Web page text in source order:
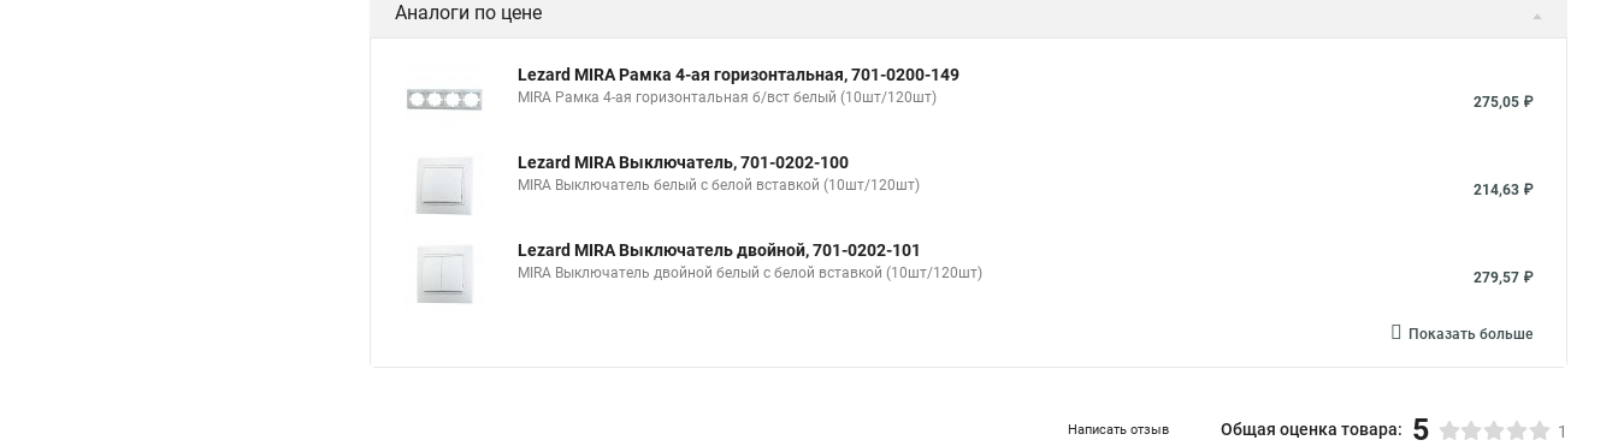
Аналоги по цене
Lezard MIRA Рамка 4-ая горизонтальная, 701-0200-149
MIRA Рамка 4-ая горизонтальная б/вст белый (10шт/120шт) 275,05 ₽
Lezard MIRA Выключатель, 701-0202-100
MIRA Выключатель белый с белой вставкой (10шт/120шт) 214,63 ₽
Lezard MIRA Выключатель двойной, 701-0202-101
MIRA Выключатель двойной белый с белой вставкой (10шт/120шт) 279,57 ₽
Показать больше
Написать отзыв Общая оценка товара: 5 1